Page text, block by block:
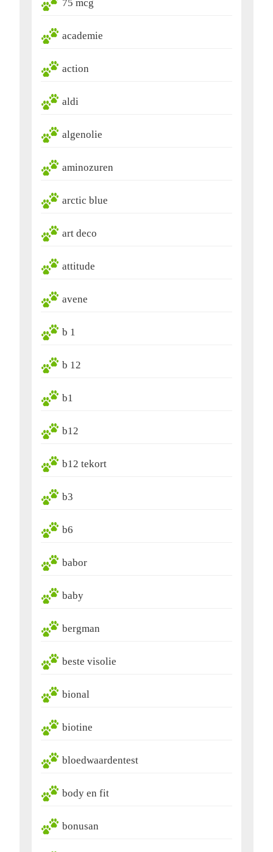
75 mcg
academie
action
aldi
algenolie
aminozuren
arctic blue
art deco
attitude
avene
b 1
b 12
b1
b12
b12 tekort
b3
b6
babor
baby
bergman
beste visolie
bional
biotine
bloedwaardentest
body en fit
bonusan